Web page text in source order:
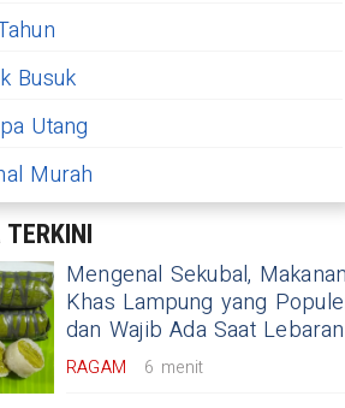
Busuk
Utang
Murah
Mengenal Sekubal, Makanan
Khas Lampung yang
dan Wajib Ada Saat Lebaran
RAGAM 6 menit
Air Bersih
Kekeringan